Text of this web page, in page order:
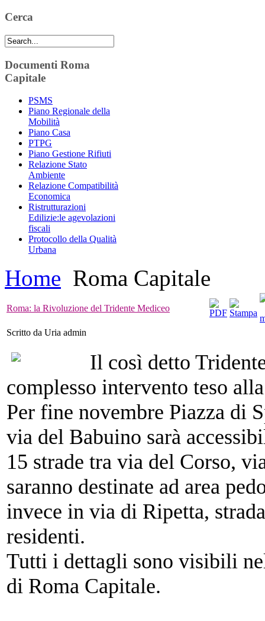
Cerca
Documenti Roma
Capitale
PSMS
Piano Regionale della
Mobilità
Piano Casa
PTPG
Piano Gestione Rifiuti
Relazione Stato
Ambiente
Relazione Compatibilità
Economica
Ristrutturazioni
Edilizie:le agevolazioni
fiscali
Protocollo della Qualità
Urbana
Home Roma Capitale
Roma: la Rivoluzione del Tridente Mediceo
Scritto da Uria admin
Il così detto
complesso intervento teso
Per fine novembre Piazza di
via del Babuino sarà
15 strade tra via del Corso,
saranno destinate ad area
invece in via di Ripetta,
residenti.
Tutti i dettagli sono visibili
di Roma Capitale.